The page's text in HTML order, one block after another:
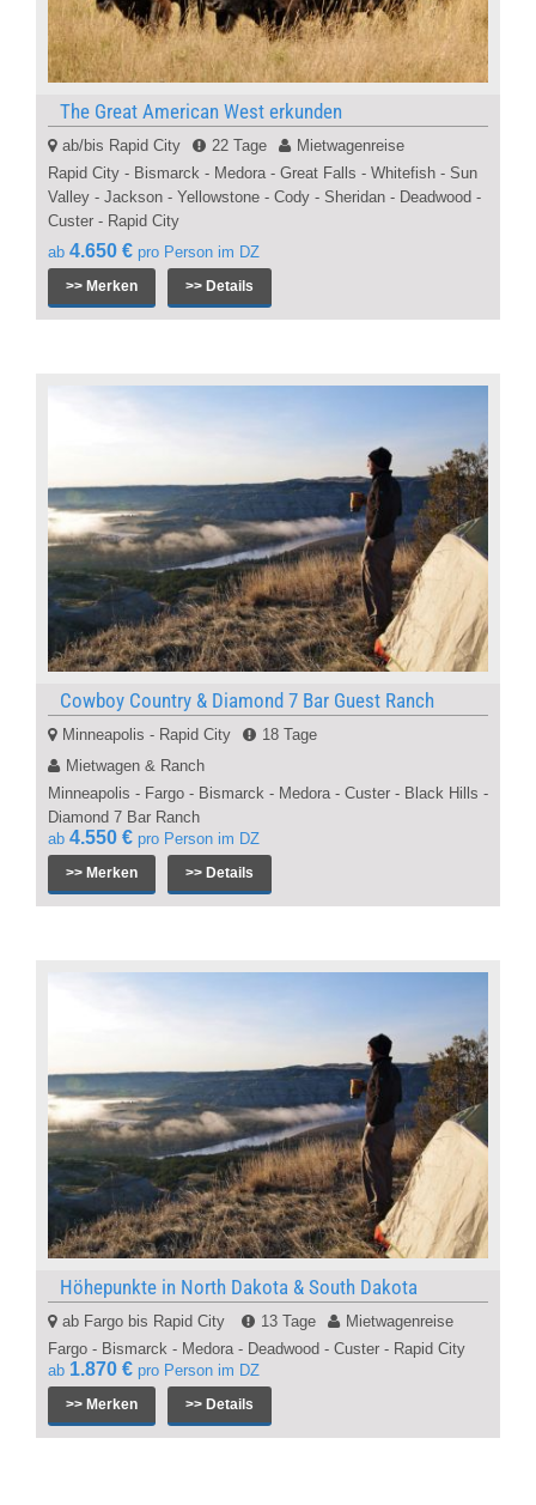
The Great American West erkunden
ab/bis Rapid City 22 Tage
Mietwagenreise
Rapid City - Bismarck - Medora - Great Falls - Whitefish - Sun
Valley - Jackson - Yellowstone - Cody - Sheridan - Deadwood -
Custer - Rapid City
ab 4.650 € pro Person im DZ
>> Merken >> Details
Cowboy Country & Diamond 7 Bar Guest Ranch
Minneapolis - Rapid City
18 Tage
Mietwagen & Ranch
Minneapolis - Fargo - Bismarck - Medora - Custer - Black Hills -
Diamond 7 Bar Ranch
ab 4.550 € pro Person im DZ
>> Merken >> Details
Höhepunkte in North Dakota & South Dakota
ab Fargo bis Rapid City 13 Tage
Mietwagenreise
Fargo - Bismarck - Medora - Deadwood - Custer - Rapid City
ab 1.870 € pro Person im DZ
>> Merken >> Details